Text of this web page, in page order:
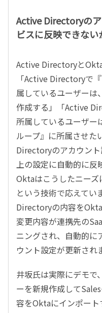
Active Directoryの
ビスに反映できない
Active Directoryと
「Active Directoryで
属しているユーザーは
作成する」「Active
所属しているユーザー
ループ』に所属させた
Directoryのアカウン
上の設定に自動的に反
Oktaはこうしたニーズ
という技術で応えてい
Directoryの内容を
変更内容が連携先の
ニングされ、自動的に
ウント設定が更新され
井坂氏は実際にデモ
ーを新規作成して
容をOktaにインポー